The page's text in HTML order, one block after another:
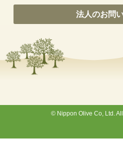
法人のお問
© Nippon Olive Co, Ltd.